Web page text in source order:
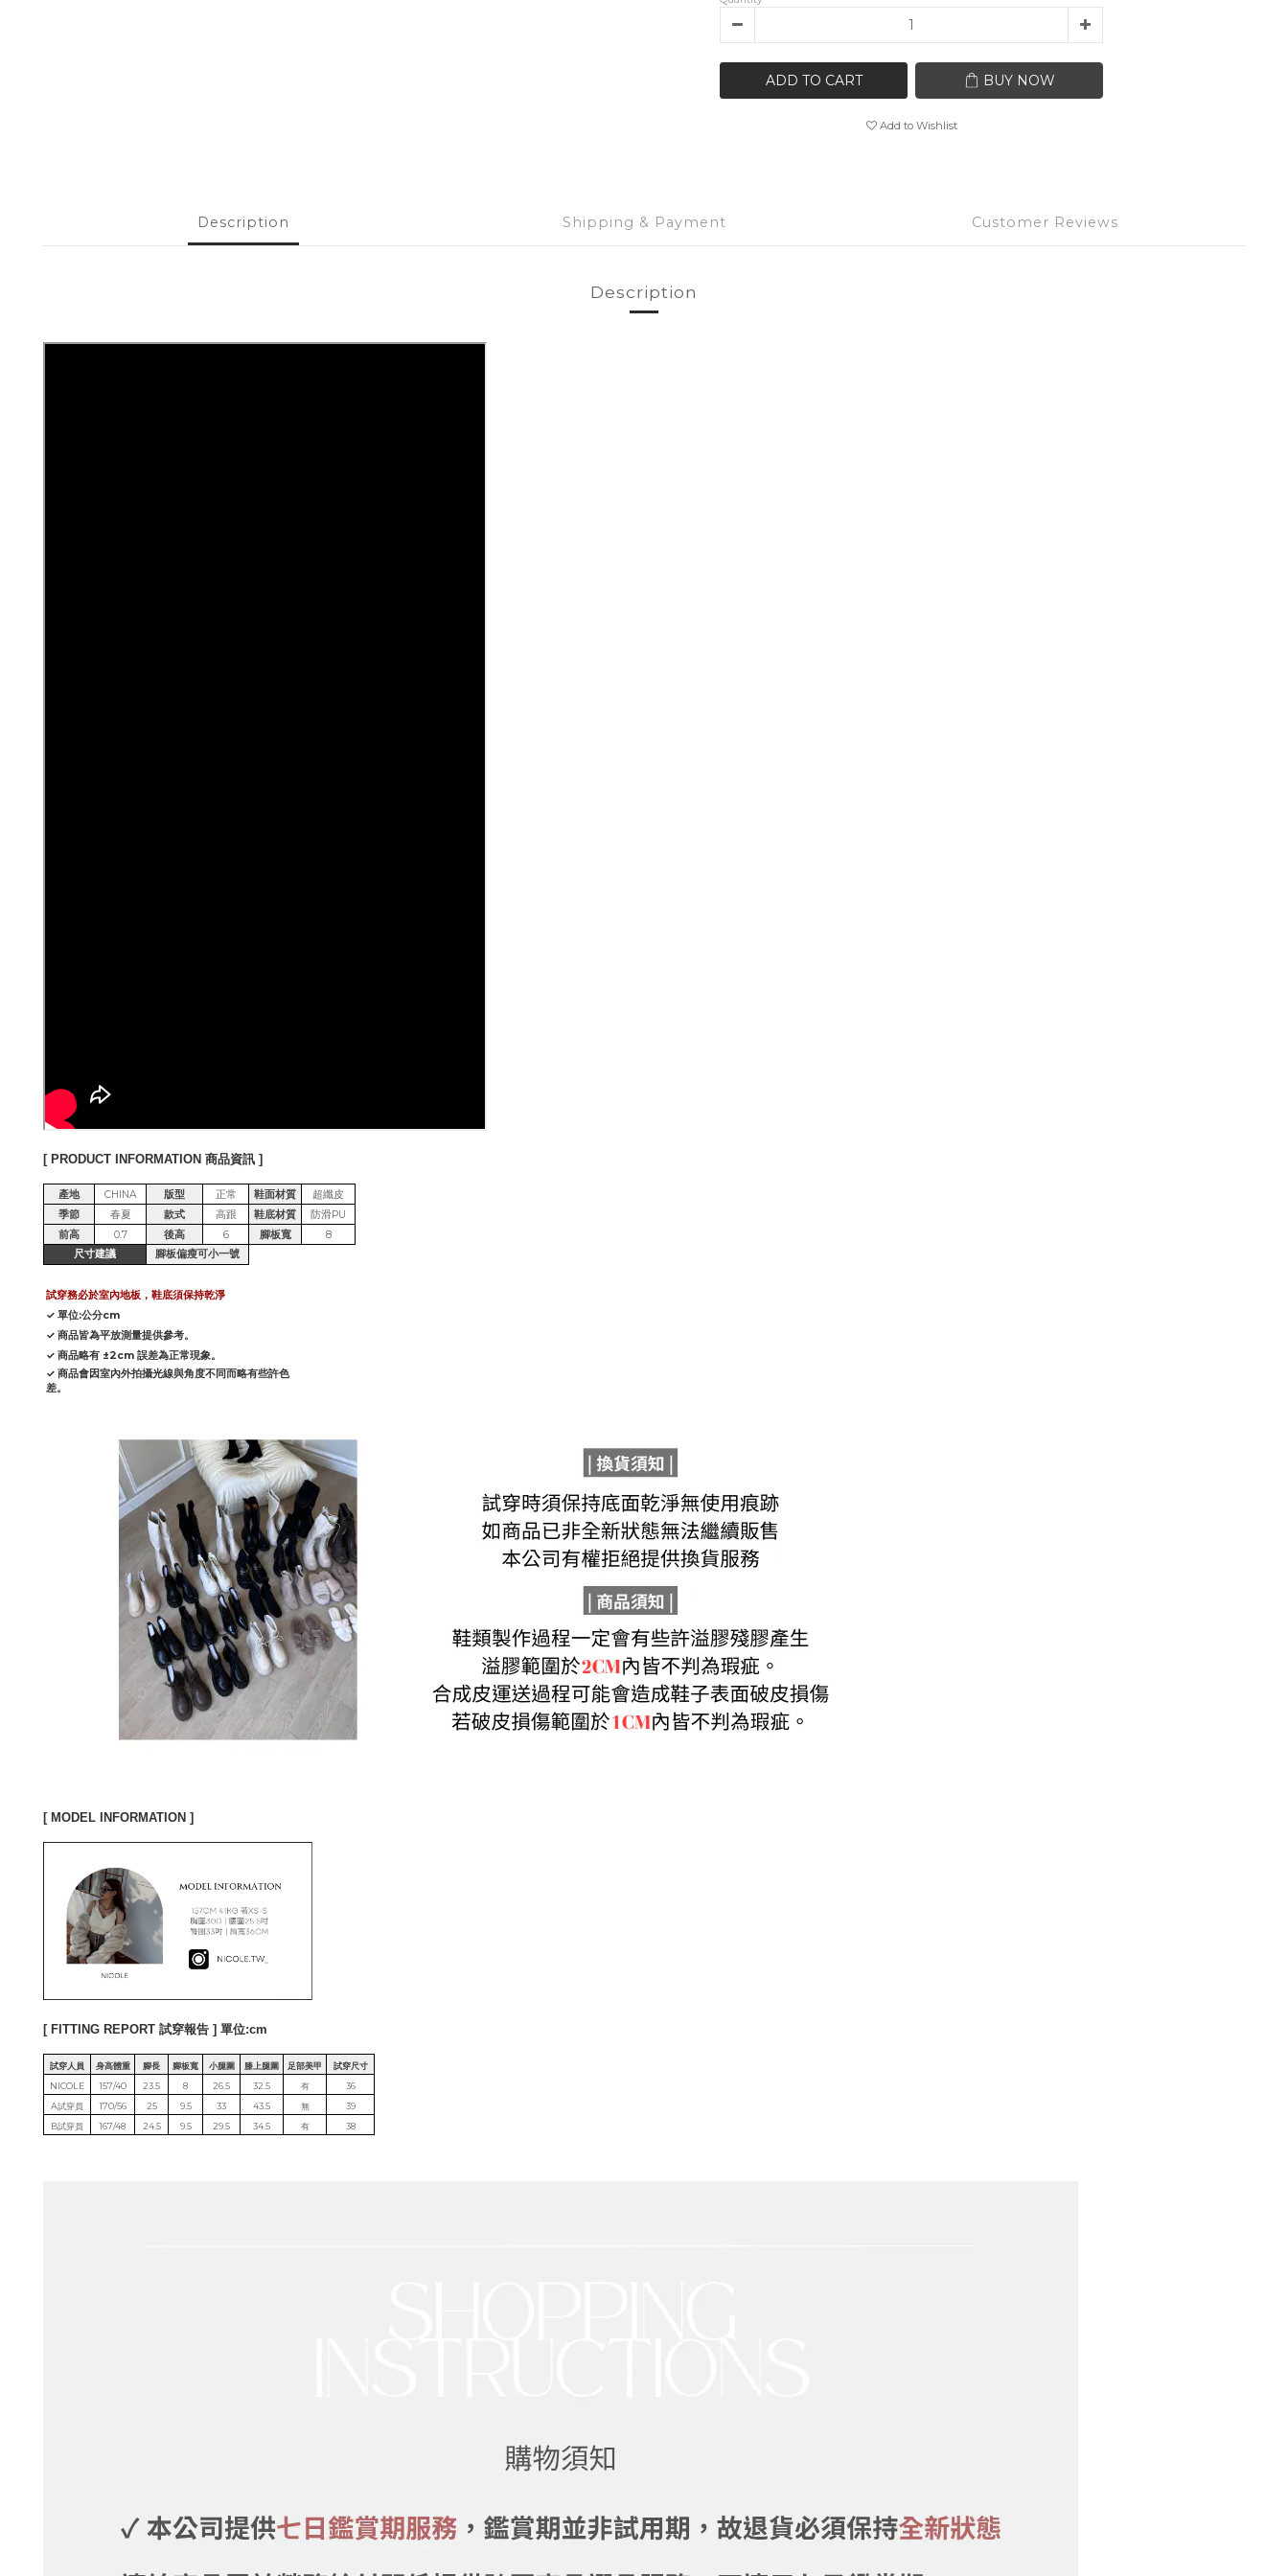
ADD TO CART BUY NOW
Add to Wishlist
Description Shipping & Payment Customer Reviews
Description
[ PRODUCT INFORMATION 商品資訊 ]
產地 CHINA 版型 正常 鞋面材質
超纖皮
季節
春夏 款式 高跟 鞋底材質
防滑PU
前高
0.7 後高 6 腳板寬
8
尺寸建議
腳板偏瘦可小一號
試穿務必於室內地板，鞋底須保持乾淨
✓ 單位:公分cm
✓ 商品皆為平放測量提供參考。
✓ 商品略有 ±2cm 誤差為正常現象。
✓ 商品會因室內外拍攝光線與角度不同而略有些許色
差。
[ MODEL INFORMATION ]
[ FITTING REPORT 試穿報告 ] 單位:cm
試穿人員 身高體重 腳長 腳板寬 小腿圍 膝上腿圍 足部美甲
試穿尺寸
NICOLE
157/40 23.5 8 26.5 32.5 有
36
A試穿員
170/56 25 9.5 33 43.5 無
39
B試穿員
167/48 24.5 9.5 29.5 34.5 有 38